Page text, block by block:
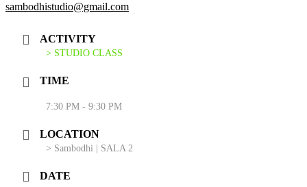
sambodhistudio@gmail.com
ACTIVITY
> STUDIO CLASS
TIME
7:30 PM - 9:30 PM
LOCATION
> Sambodhi | SALA 2
DATE